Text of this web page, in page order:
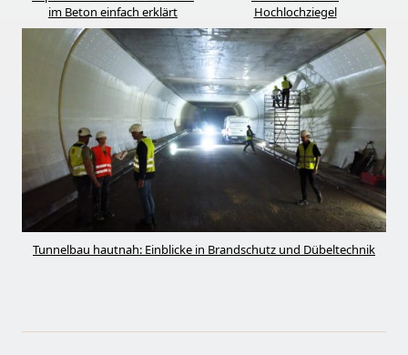
im Beton einfach erklärt
Hochlochziegel
Tunnelbau hautnah: Einblicke in Brandschutz und Dübeltechnik